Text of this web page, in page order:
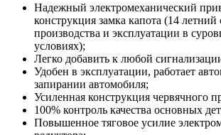
Надежный электромеханический
конструкция замка капота (14
производства и эксплуатации в
условиях);
Легко добавить к любой
Удобен в эксплуатации, работает
запирании автомобиля;
Усиленная конструкция червячного
100% контроль качества основных
Повышенное тяговое усилие